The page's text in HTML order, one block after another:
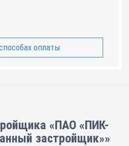
оплаты
«ПАО «ПИК-
застройщик»»